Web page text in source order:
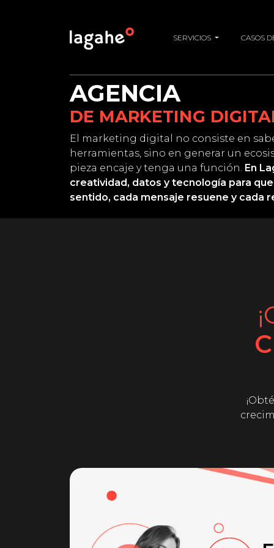
SERVICIOS CASOS
AGENCIA
DE MARKETING
El marketing digital no consiste en
herramientas, sino en generar un
pieza encaje y tenga una función. En
creatividad, datos y tecnología para
sentido, cada mensaje resuene y cada